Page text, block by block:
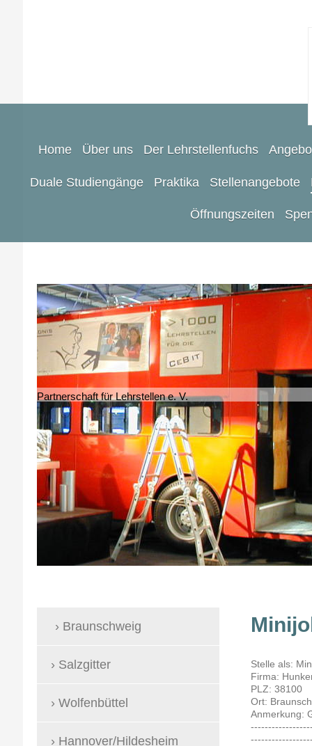
Home Über uns Der Lehrstellenfuchs
Duale Studiengänge Praktika Stellenangebote
Öffnungszeiten
Partnerschaft für Lehrstellen e. V.
Stelle als:
Firma:
PLZ: 38100
Ort:
Anmerkung:
Braunschweig
Salzgitter
Wolfenbüttel
Hannover/Hildesheim